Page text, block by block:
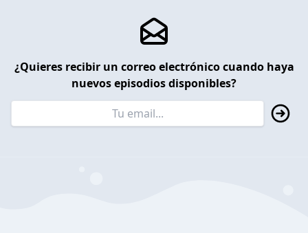
¿Quieres recibir un correo electrónico cuando haya
nuevos episodios disponibles?